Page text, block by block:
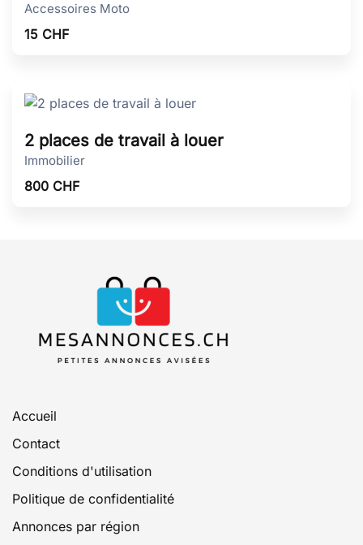
Accessoires Moto
15 CHF
2 places de travail à louer
Immobilier
800 CHF
Accueil
Contact
Conditions d'utilisation
Politique de confidentialité
Annonces par région